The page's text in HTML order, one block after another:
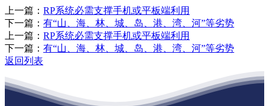
上一篇： RP系统必需支撑手机或平板端利用
下一篇： 有“山、海、林、城、岛、港、湾、河”等劣势
上一篇： RP系统必需支撑手机或平板端利用
下一篇： 有“山、海、林、城、岛、港、湾、河”等劣势
返回列表